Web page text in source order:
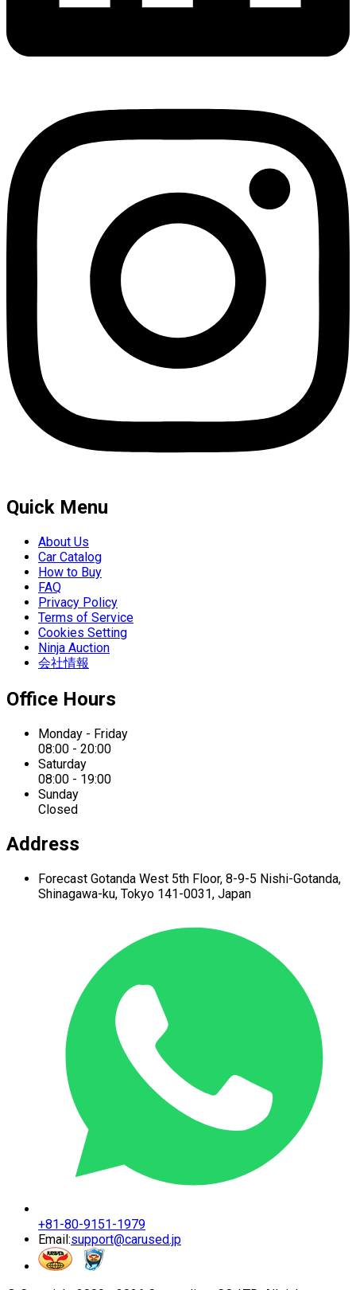
Quick Menu
About Us
Car Catalog
How to Buy
FAQ
Privacy Policy
Terms of Service
Cookies Setting
Ninja Auction
会社情報
Office Hours
Monday - Friday
08:00 - 20:00
Saturday
08:00 - 19:00
Sunday
Closed
Address
Forecast Gotanda West 5th Floor, 8-9-5 Nishi-Gotanda,
Shinagawa-ku, Tokyo 141-0031, Japan
+81-80-9151-1979
Email:support@carused.jp